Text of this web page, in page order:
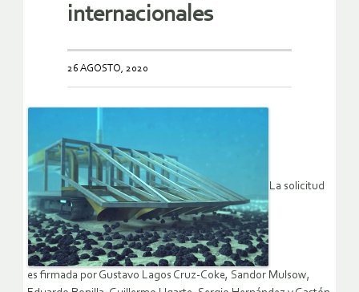
internacionales
26 AGOSTO, 2020
La solicitud
es firmada por Gustavo Lagos Cruz-Coke, Sandor Mulsow,